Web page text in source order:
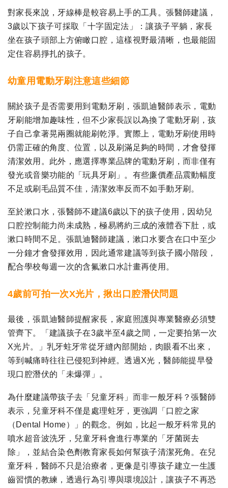
對家長來說，牙線棒是較容易上手的工具。張醫師建議，
3歲以下孩子可採取「十字固定法」：讓孩子平躺，家長
坐在孩子頭部上方俯瞰口腔，這樣視野最清晰，也最能固
定住容易掙扎的孩子。
幼童用電動牙刷注意這些細節
關於孩子是否需要用到電動牙刷，張凱迪醫師表示，電動
牙刷能增加趣味性，但不少家長誤以為換了電動牙刷，孩
子自己拿著晃兩圈就能刷乾淨。實際上，電動牙刷使用時
仍需正確的角度、位置，以及刷滿足夠的時間，才會發揮
清潔效用。此外，應選擇專業品牌的電動牙刷，而非僅有
發光或音樂功能的「玩具牙刷」。有些廉價產品震動幅度
不足或刷毛品質不佳，清潔效率反而不如手動牙刷。
至於漱口水，張醫師不建議6歲以下的孩子使用，因幼兒
口腔控制能力尚未成熟，極易將約三成的液體吞下肚，或
漱口時間不足。張凱迪醫師建議，漱口水要含在口中至少
一分鐘才會發揮效用，因此通常建議等到孩子國小階段，
配合學校每週一次的含氟漱口水計畫再使用。
4歲前可拍一次X光片，揪出口腔潛伏問題
最後，張凱迪醫師提醒家長，家庭照護與專業醫療必須雙
管齊下。「建議孩子在3歲半至4歲之間，一定要拍第一次
X光片。」乳牙蛀牙常從牙縫內部開始，肉眼看不出來，
等到喊痛時往往已侵犯到神經。透過X光，醫師能提早發
現口腔潛伏的「未爆彈」。
為什麼建議帶孩子去「兒童牙科」而非一般牙科？張醫師
表示，兒童牙科不僅是處理蛀牙，更強調「口腔之家
（Dental Home）」的觀念。例如，比起一般牙科常見的
噴水超音波洗牙，兒童牙科會進行專業的「牙菌斑去
除」，並結合染色劑教育家長如何幫孩子清潔死角。在兒
童牙科，醫師不只是治療者，更像是引導孩子建立一生護
齒習慣的教練，透過行為引導與環境設計，讓孩子不再恐